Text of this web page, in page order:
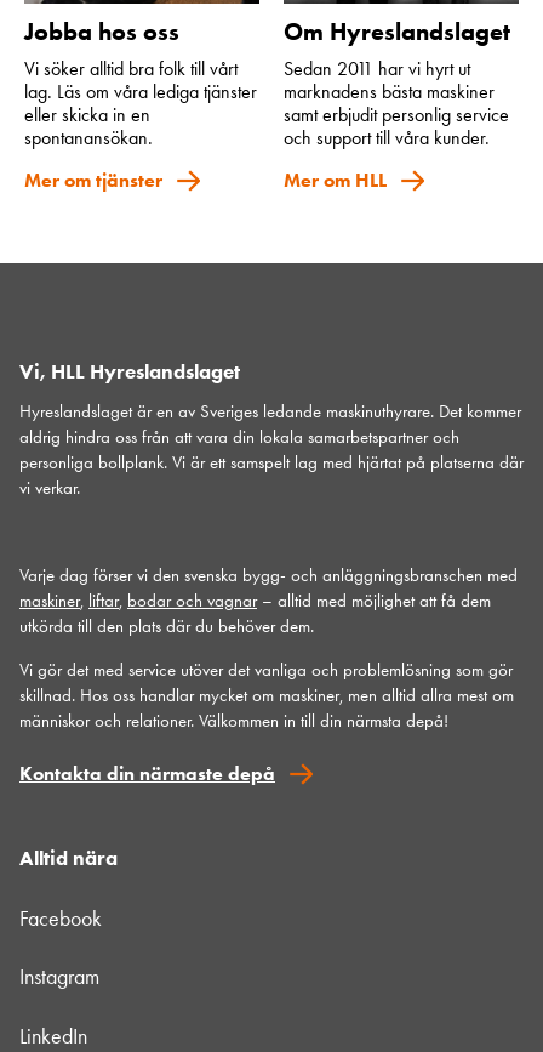
Jobba hos oss
Vi söker alltid bra folk till vårt
lag. Läs om våra lediga tjänster
eller skicka in en
spontanansökan.
Mer om tjänster
Om Hyreslandslaget
Sedan 2011 har vi hyrt ut
marknadens bästa maskiner
samt erbjudit personlig service
och support till våra kunder.
Mer om HLL
Vi, HLL Hyreslandslaget
Hyreslandslaget är en av Sveriges ledande maskinuthyrare. Det kommer
aldrig hindra oss från att vara din lokala samarbetspartner och
personliga bollplank. Vi är ett samspelt lag med hjärtat på platserna där
vi verkar.
Varje dag förser vi den svenska bygg- och anläggningsbranschen med
maskiner, liftar, bodar och vagnar– alltid med möjlighet att få dem
utkörda till den plats där du behöver dem.
Vi gör det med service utöver det vanliga och problemlösning som gör
skillnad. Hos oss handlar mycket om maskiner, men alltid allra mest om
människor och relationer. Välkommen in till din närmsta depå!
Kontakta din närmaste depå
Alltid nära
Facebook
Instagram
LinkedIn